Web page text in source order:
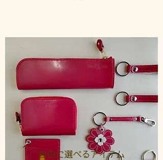
自由に選べるアイテム